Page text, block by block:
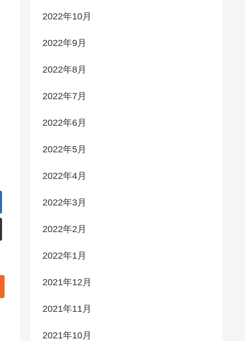
2022年10月
2022年9月
2022年8月
2022年7月
2022年6月
2022年5月
2022年4月
2022年3月
2022年2月
2022年1月
2021年12月
2021年11月
2021年10月